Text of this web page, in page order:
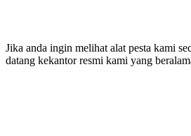
Jika anda ingin melihat alat pesta kami
datang kekantor resmi kami yang